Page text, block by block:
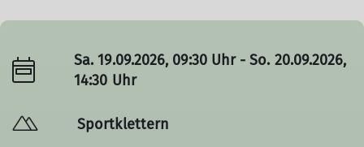
Sa. 19.09.2026, 09:30 Uhr - So. 20.09.2026,
14:30 Uhr
Sportklettern